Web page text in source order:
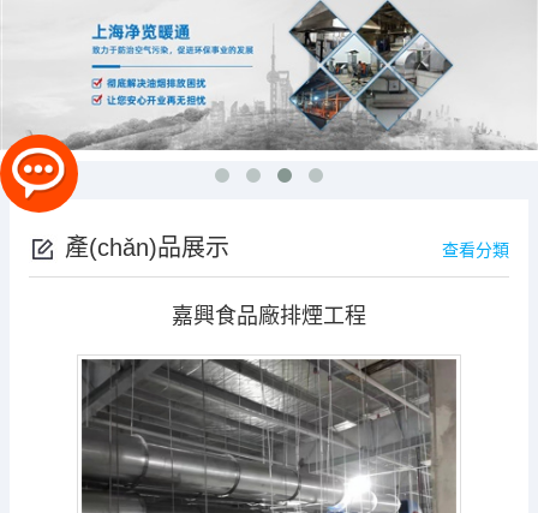
產(chǎn)品展示 查看分類
嘉興食品廠排煙工程